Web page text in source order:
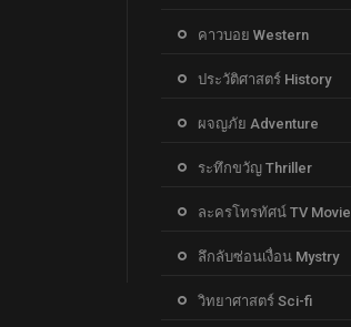
คาวบอย Western
ประวัติศาสตร์ History
ผจญภัย Adventure
ระทึกขวัญ Thriller
ละครโทรทัศน์ TV Movie
ลึกลับซ่อนเงื่อน Mystry
วิทยาศาสตร์ Sci-fi